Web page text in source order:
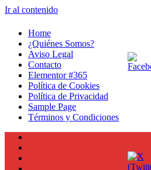
Ir al contenido
Home
¿Quiénes Somos?
Aviso Legal
Contacto
Elementor #365
Política de Cookies
Política de Privacidad
Sample Page
Términos y Condiciones